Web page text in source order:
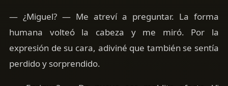
— ¿Miguel? — Me atreví a preguntar. La forma
humana volteó la cabeza y me miró. Por la
expresión de su cara, adiviné que también se sentía
perdido y sorprendido.